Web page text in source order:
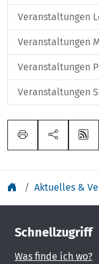
Veranstaltungen
Veranstaltungen
Veranstaltungen
Veranstaltungen
Aktuelles &
Schnellzugriff
Was finde ich wo?